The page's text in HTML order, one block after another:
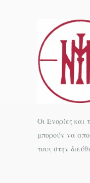
Οι Ενορίες και
μπορούν να
τους στην